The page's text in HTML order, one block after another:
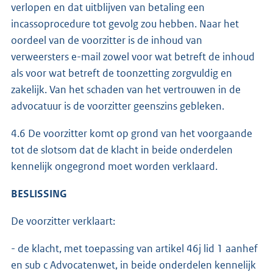
verlopen en dat uitblijven van betaling een
incassoprocedure tot gevolg zou hebben. Naar het
oordeel van de voorzitter is de inhoud van
verweersters e-mail zowel voor wat betreft de inhoud
als voor wat betreft de toonzetting zorgvuldig en
zakelijk. Van het schaden van het vertrouwen in de
advocatuur is de voorzitter geenszins gebleken.
4.6 De voorzitter komt op grond van het voorgaande
tot de slotsom dat de klacht in beide onderdelen
kennelijk ongegrond moet worden verklaard.
BESLISSING
De voorzitter verklaart:
- de klacht, met toepassing van artikel 46j lid 1 aanhef
en sub c Advocatenwet, in beide onderdelen kennelijk